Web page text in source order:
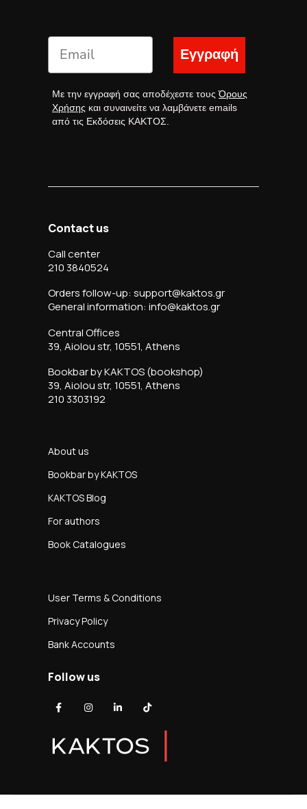
Εγγραφή
Με την εγγραφή σας αποδέχεστε τουςΌρους
Χρήσης και συναινείτε να λαμβάνετε emails
από τις Εκδόσεις ΚΑΚΤΟΣ.
Contact us
Call center
210 3840524
Orders follow-up: support@kaktos.gr
General information: info@kaktos.gr
Central Offices
39, Aiolou str, 10551, Athens
Bookbar by KAKTOS (bookshop)
39, Aiolou str, 10551, Athens
210 3303192
About us
Bookbar by KAKTOS
KAKTOS Blog
For authors
Book Catalogues
User Terms & Conditions
Privacy Policy
Bank Accounts
Follow us